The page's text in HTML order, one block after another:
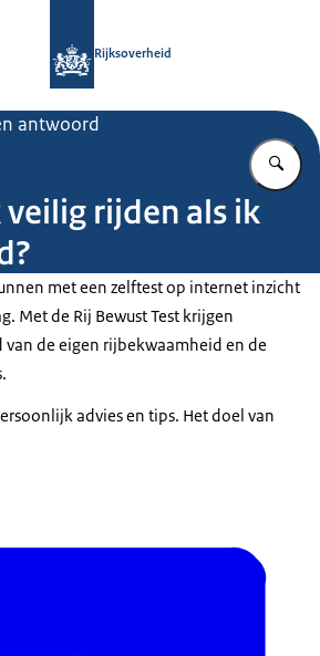
Rijksoverheid
antwoord
rijden als ik
met een zelftest op internet inzicht
Met de Rij Bewust Test krijgen
van de eigen rijbekwaamheid en de
advies en tips. Het doel van